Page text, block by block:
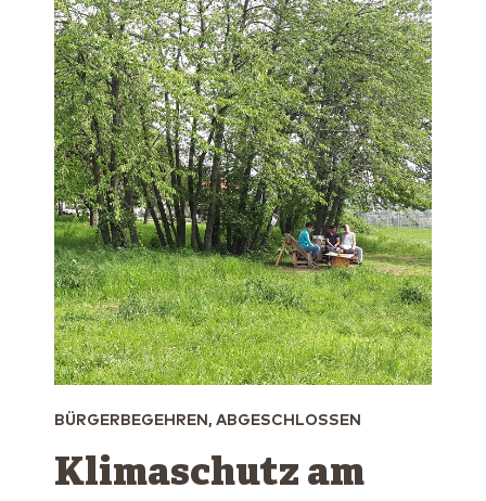
BÜRGERBEGEHREN, ABGESCHLOSSEN
Klimaschutz am